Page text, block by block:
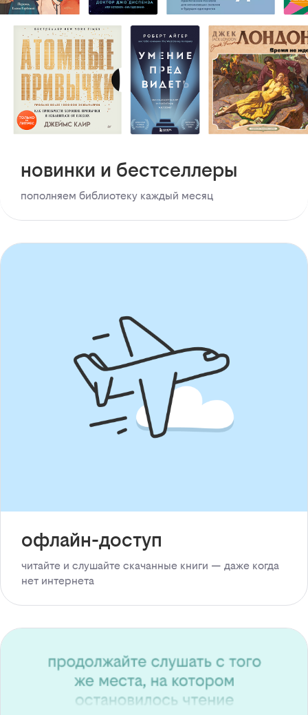
новинки и бестселлеры
пополняем библиотеку каждый месяц
офлайн-доступ
читайте и слушайте скачанные книги — даже когда
нет интернета